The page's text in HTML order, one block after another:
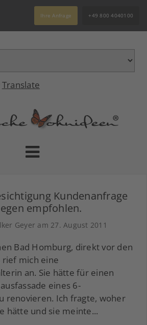
Translate
Ihre Anfrage +49 800 4040100
Kundenanfrage
empfohlen.
Geyer am 27. August 2011
Bad Homburg, direkt vor den
mich eine
an. Sie hätte für einen
eines 6-
renovieren. Ich fragte, woher
hätte und sie meinte...